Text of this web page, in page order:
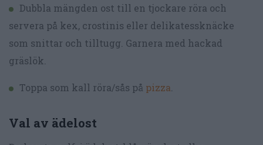
Dubbla mängden ost till en tjockare röra och
servera på kex, crostinis eller delikatessknäcke
som snittar och tilltugg. Garnera med hackad
gräslök.
Toppa som kall röra/sås på pizza.
Val av ädelost